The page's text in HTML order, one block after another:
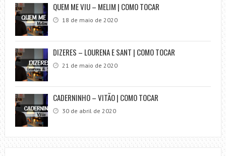
QUEM ME VIU – MELIM | COMO TOCAR
18 de maio de 2020
DIZERES – LOURENA E SANT | COMO TOCAR
21 de maio de 2020
CADERNINHO – VITÃO | COMO TOCAR
30 de abril de 2020